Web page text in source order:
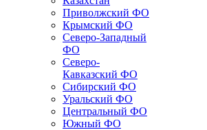
Приволжский ФО
Крымский ФО
Северо-Западный
ФО
Северо-
Кавказский ФО
Сибирский ФО
Уральский ФО
Центральный ФО
Южный ФО